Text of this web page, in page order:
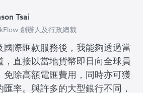
國際匯款服務後，我能夠透過當
，直接以當地貨幣即日向全球員
免除高額電匯費用，同時亦可獲
率。與許多的大型銀行不同，
Tsai
創辦人及行政總裁
Wu
共同創辦人